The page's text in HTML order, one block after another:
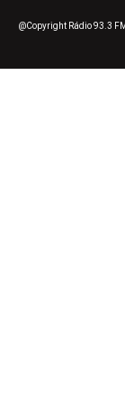
@Copyright Rádio 93.3